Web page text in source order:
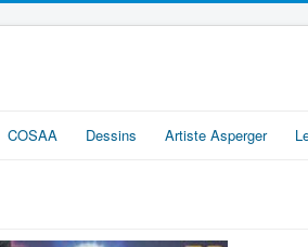
COSAA Dessins Artiste Asperger